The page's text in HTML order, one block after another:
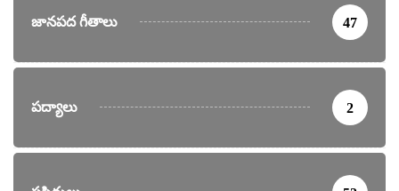
జానపద గీతాలు 47
పద్యాలు 2